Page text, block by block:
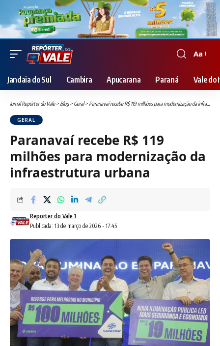
Font
Resizer
Aa
Jandaia do Sul Cambira Apucarana Paraná Vale do
Jornal Repórter do Vale> Blog> Geral> Paranavaí recebe R$ 119 milhões para modernização da infraestrutura urbana
GERAL
Paranavaí recebe R$ 119
milhões para modernização da
infraestrutura urbana
Publicada: 13 de março de 2026 - 17:45
Reporter do Vale 1